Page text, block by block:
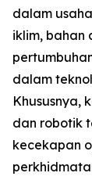
dalam
iklim, bahan
dalam
Khususnya,
dan robotik
kecekapan